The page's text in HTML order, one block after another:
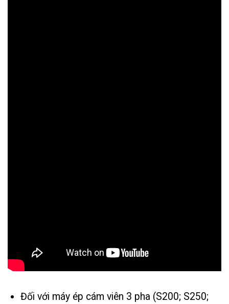
Đối với máy ép cám viên 3 pha (S200; S250;